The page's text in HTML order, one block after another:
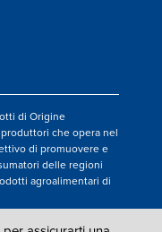
di Origine
produttori che opera nel
di promuovere e
delle regioni
agroalimentari di